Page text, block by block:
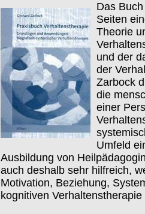
Das
Seiten
Theorie
und der
der
Zarbock
die
einer
Umfeld
Ausbildung von
auch deshalb sehr hilfreich,
Motivation, Beziehung,
kognitiven